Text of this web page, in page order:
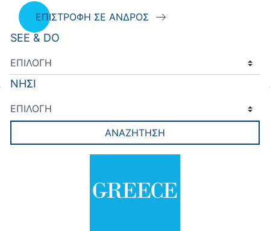
ΕΠΙΣΤΡΟΦΗ ΣΕ ΑΝΔΡΟΣ
SEE & DO
ΝΗΣΙ